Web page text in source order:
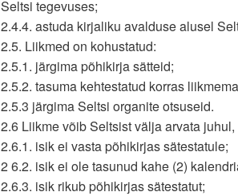
Seltsi tegevuses;
2.4.4. astuda kirjaliku avalduse alusel
2.5. Liikmed on kohustatud:
2.5.1. järgima põhikirja sätteid;
2.5.2. tasuma kehtestatud korras
2.5.3 järgima Seltsi organite otsuseid.
2.6 Liikme võib Seltsist välja arvata juhul,
2.6.1. isik ei vasta põhikirjas sätestatule;
2 6.2. isik ei ole tasunud kahe (2)
2.6.3. isik rikub põhikirjas sätestatut;